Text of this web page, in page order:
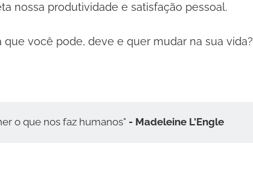
nossa produtividade e satisfação pessoal.
você pode, deve e quer mudar na sua vida?
o que nos faz humanos" - Madeleine L'Engle